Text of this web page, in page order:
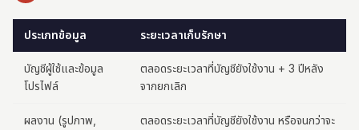
ประเภทข้อมูล ระยะเวลาเก็บรักษา
บัญชีผู้ใช้และข้อมูล
โปรไฟล์
ตลอดระยะเวลาที่บัญชียังใช้งาน + 3 ปีหลัง
จากยกเลิก
ผลงาน (รูปภาพ,
ตลอดระยะเวลาที่บัญชียังใช้งาน หรือจนกว่าจะ